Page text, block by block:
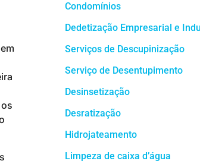
Condomínios
Dedetização Empresarial e
Serviços de Descupinização
Serviço de Desentupimento
Desinsetização
Desratização
Hidrojateamento
Limpeza de caixa d’água